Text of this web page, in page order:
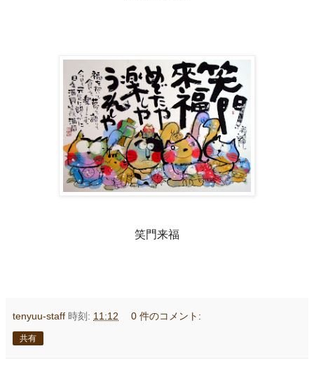
笑門来福
tenyuu-staff 時刻: 11:12 0 件のコメント:
共有